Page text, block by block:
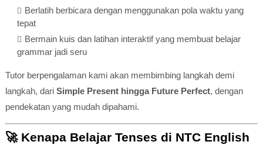
Berlatih berbicara dengan menggunakan pola waktu yang
tepat
Bermain kuis dan latihan interaktif yang membuat belajar
grammar jadi seru
Tutor berpengalaman kami akan membimbing langkah demi
langkah, dari Simple Present hingga Future Perfect, dengan
pendekatan yang mudah dipahami.
🚀 Kenapa Belajar Tenses di NTC English